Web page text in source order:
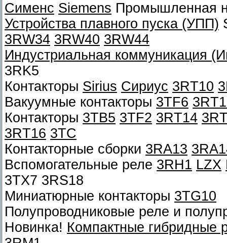
Сименс Siemens Промышленная
Устройства плавного пуска (УПП)
3RW34 3RW40 3RW44
Индустриальная коммуникация
3RK5
Контакторы Sirius Сириус 3RT10
Вакуумные контакторы 3TF6
Контакторы 3TB5 3TF2 3RT14
3RT16 3TC
Контакторные сборки 3RA13
Вспомогательные реле 3RH1 LZX
3TX7 3RS18
Миниатюрные контакторы 3TG10
Полупроводниковые реле и
Новинка! Компактные гибридные